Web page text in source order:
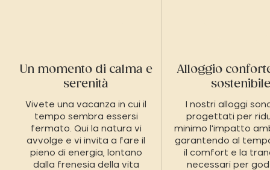
Un momento di calma e
serenità
Vivete una vacanza in cui il
tempo sembra essersi
fermato. Qui la natura vi
avvolge e vi invita a fare il
pieno di energia, lontano
dalla frenesia della vita
Alloggio
sostenibile
I nostri alloggi
progettati per
minimo l'impatto
garantendo al
il comfort e la
necessari per